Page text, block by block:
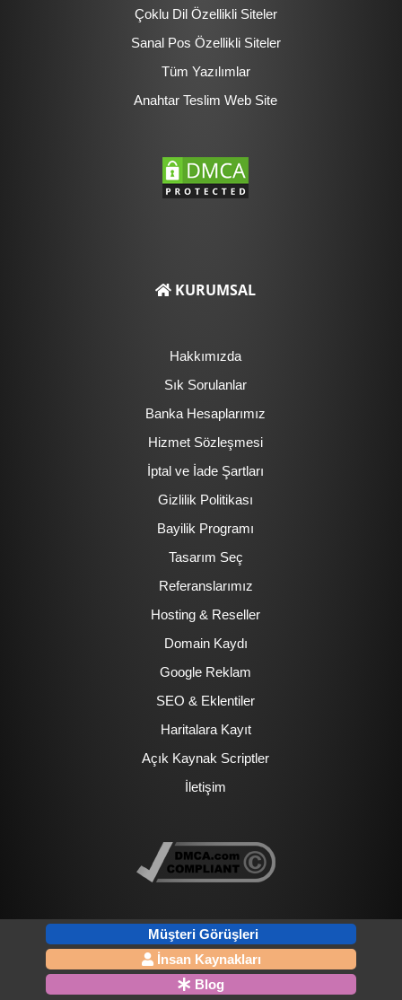
Çoklu Dil Özellikli Siteler
Sanal Pos Özellikli Siteler
Tüm Yazılımlar
Anahtar Teslim Web Site
KURUMSAL
Hakkımızda
Sık Sorulanlar
Banka Hesaplarımız
Hizmet Sözleşmesi
İptal ve İade Şartları
Gizlilik Politikası
Bayilik Programı
Tasarım Seç
Referanslarımız
Hosting & Reseller
Domain Kaydı
Google Reklam
SEO & Eklentiler
Haritalara Kayıt
Açık Kaynak Scriptler
İletişim
Müşteri Görüşleri
İnsan Kaynakları
Blog